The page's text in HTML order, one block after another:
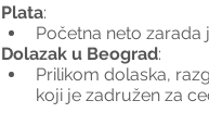
Plata:
Početna neto zarada
Dolazak u Beograd:
Prilikom dolaska,
koji je zadružen za